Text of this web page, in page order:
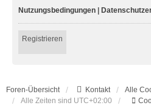
Nutzungsbedingungen
Registrieren
Foren-Übersicht Kontakt
Alle
Alle Zeiten sind UTC+02:00